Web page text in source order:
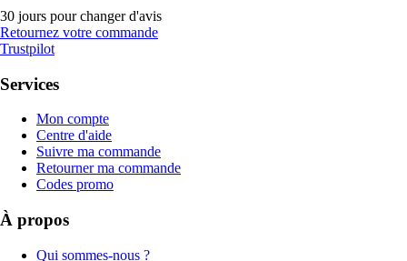
30 jours pour changer d'avis
Retournez votre commande
Trustpilot
Services
Mon compte
Centre d'aide
Suivre ma commande
Retourner ma commande
Codes promo
À propos
Qui sommes-nous ?